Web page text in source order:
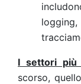
I settori più
scorso,